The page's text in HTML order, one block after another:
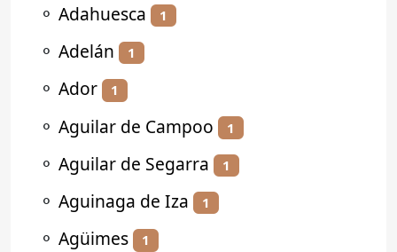
⚬ Adahuesca 1
⚬ Adelán 1
⚬ Ador 1
⚬ Aguilar de Campoo 1
⚬ Aguilar de Segarra 1
⚬ Aguinaga de Iza 1
⚬ Agüimes 1